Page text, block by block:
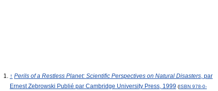
↑ Perils of a Restless Planet: Scientific Perspectives on Natural Disasters, par
Ernest Zebrowski Publié par Cambridge University Press, 1999 ( ISBN 978-0-